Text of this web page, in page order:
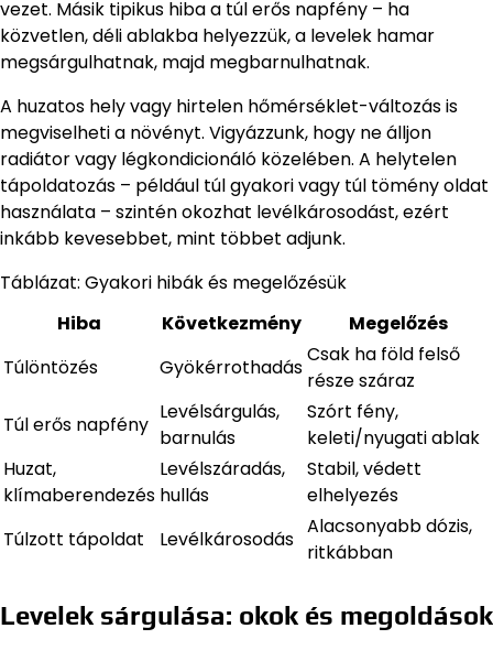
vezet. Másik tipikus hiba a túl erős napfény – ha
közvetlen, déli ablakba helyezzük, a levelek hamar
megsárgulhatnak, majd megbarnulhatnak.
A huzatos hely vagy hirtelen hőmérséklet-változás is
megviselheti a növényt. Vigyázzunk, hogy ne álljon
radiátor vagy légkondicionáló közelében. A helytelen
tápoldatozás – például túl gyakori vagy túl tömény oldat
használata – szintén okozhat levélkárosodást, ezért
inkább kevesebbet, mint többet adjunk.
Táblázat: Gyakori hibák és megelőzésük
Hiba
Következmény
Megelőzés
Túlöntözés
Gyökérrothadás
Csak ha föld felső
része száraz
Túl erős napfény
Levélsárgulás,
barnulás
Szórt fény,
keleti/nyugati ablak
Huzat,
klímaberendezés
Levélszáradás,
hullás
Stabil, védett
elhelyezés
Túlzott tápoldat
Levélkárosodás
Alacsonyabb dózis,
ritkábban
Levelek sárgulása: okok és megoldások